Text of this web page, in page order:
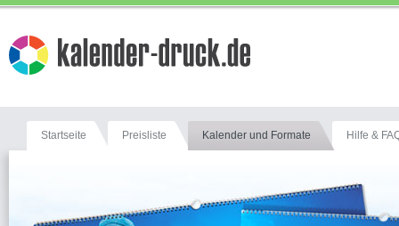
Startseite Preisliste Kalender und Formate Hilfe &